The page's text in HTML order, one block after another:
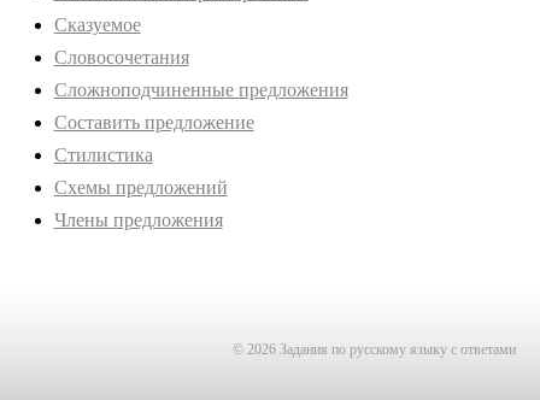
Сказуемое
Словосочетания
Сложноподчиненные предложения
Составить предложение
Стилистика
Схемы предложений
Члены предложения
© 2026 Задания по русскому языку с ответами